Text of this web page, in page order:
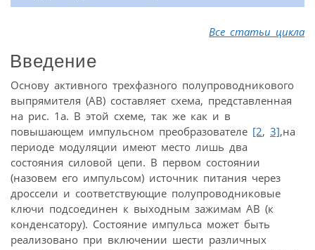
Все статьи цикла
Введение
Основу активного трехфазного полупроводникового
выпрямителя (АВ) составляет схема, представленная
на рис. 1а. В этой схеме, так же как и в
повышающем импульсном преобразователе [2, 3],на
периоде модуляции имеют место лишь два
состояния силовой цепи. В первом состоянии
(назовем его импульсом) источник питания через
дроссели и соответствующие полупроводниковые
ключи подсоединен к выходным зажимам АВ (к
конденсатору). Состояние импульса может быть
реализовано при включении шести различных